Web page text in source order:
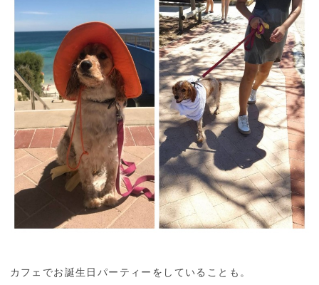
カフェでお誕生日パーティーをしていることも。